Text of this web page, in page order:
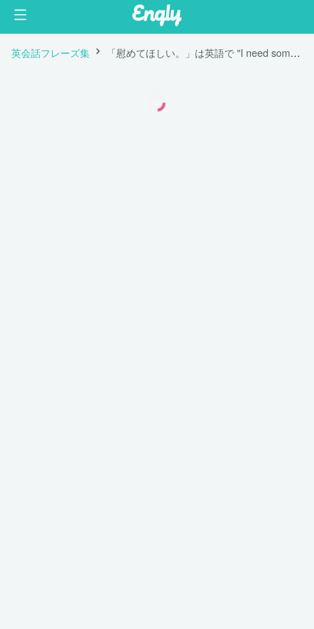
英会話フレーズ集 「慰めてほしい。」は英語で "I need some comfort."